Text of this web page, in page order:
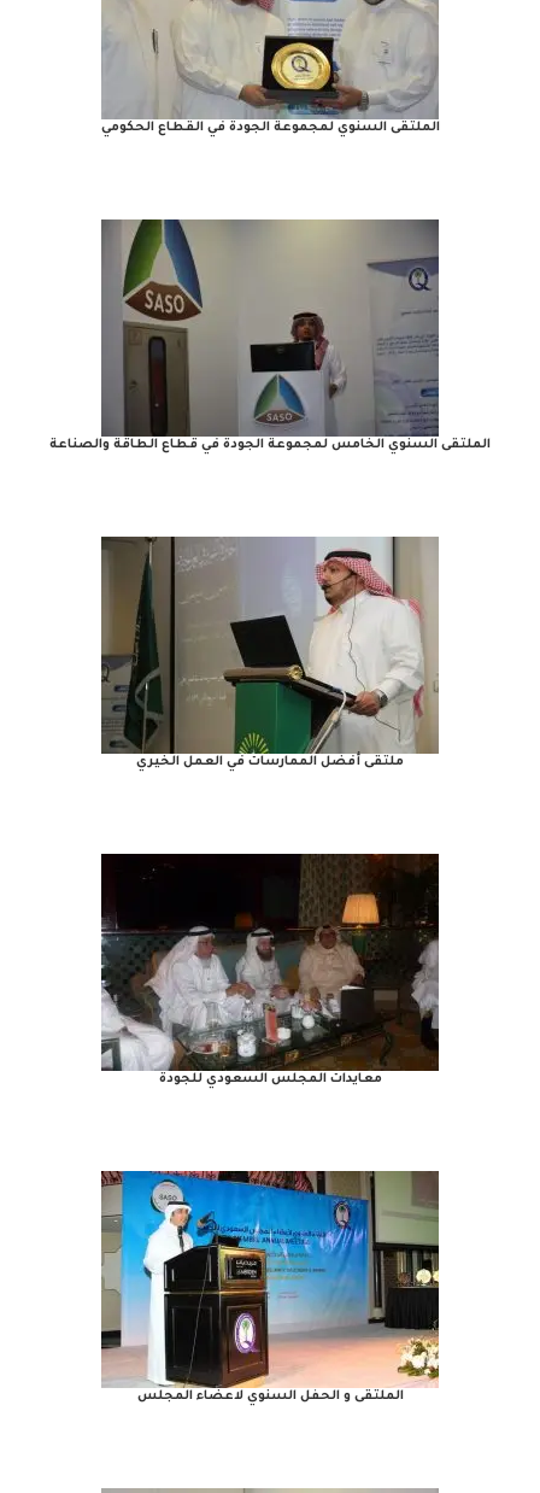
الملتقى السنوي لمجموعة الجودة في القطاع الحكومي
الملتقى السنوي الخامس لمجموعة الجودة في قطاع الطاقة والصناعة
ملتقى أفضل الممارسات في العمل الخيري
معايدات المجلس السعودي للجودة
الملتقى و الحفل السنوي لاعضاء المجلس